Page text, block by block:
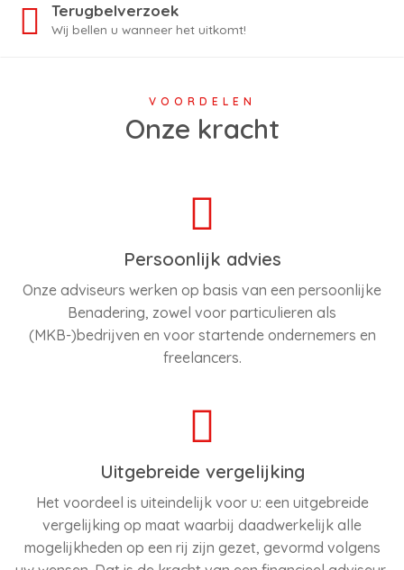
Terugbelverzoek
Wij bellen u wanneer het uitkomt!
VOORDELEN
Onze kracht
Persoonlijk advies
Onze adviseurs werken op basis van een persoonlijke
Benadering, zowel voor particulieren als
(MKB-)bedrijven en voor startende ondernemers en
freelancers.
Uitgebreide vergelijking
Het voordeel is uiteindelijk voor u: een uitgebreide
vergelijking op maat waarbij daadwerkelijk alle
mogelijkheden op een rij zijn gezet, gevormd volgens